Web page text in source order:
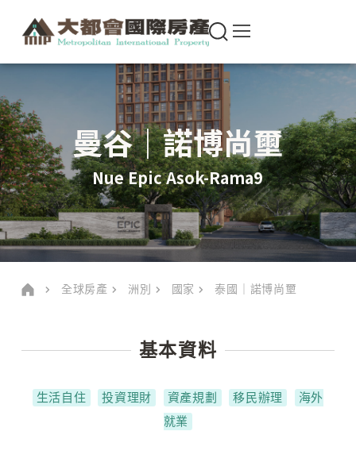
曼谷｜諾博尚壐
Nue Epic Asok-Rama9
全球房產 洲別 國家 泰國｜諾博尚壐
基本資料
生活自住 投資理財 資產規劃 移民辦理
海外
就業